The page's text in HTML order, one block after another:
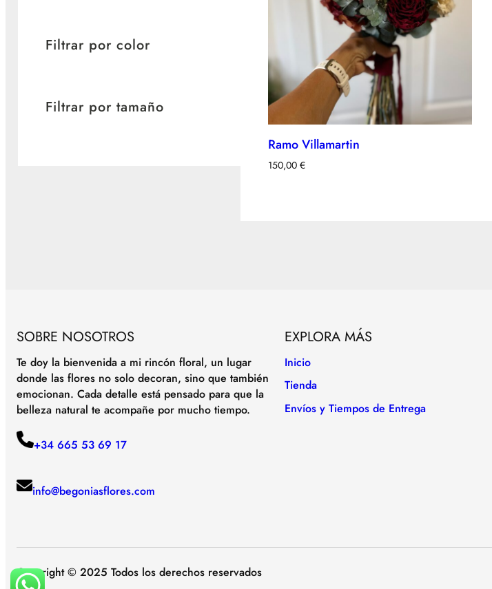
Filtrar por color
Filtrar por tamaño
Ramo Villamartin
150,00 €
SOBRE NOSOTROS
Te doy la bienvenida a mi rincón floral, un lugar
donde las flores no solo decoran, sino que también
emocionan. Cada detalle está pensado para que la
belleza natural te acompañe por mucho tiempo.
+34 665 53 69 17
info@begoniasflores.com
EXPLORA MÁS
Inicio
Tienda
Envíos y Tiempos de Entrega
Copyright © 2025 Todos los derechos reservados